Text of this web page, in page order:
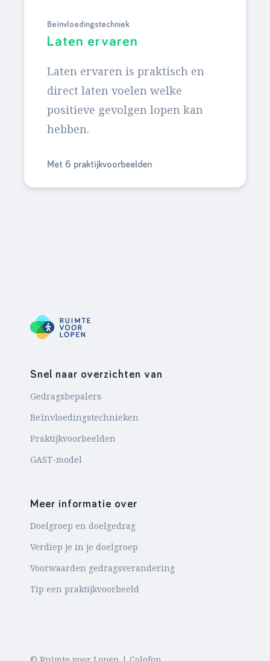
Beïnvloedingstechniek
Laten ervaren
Laten ervaren is praktisch en
direct laten voelen welke
positieve gevolgen lopen kan
hebben.
Met 6 praktijkvoorbeelden
Snel naar overzichten van
Gedragsbepalers
Beïnvloedingstechnieken
Praktijkvoorbeelden
GAST-model
Meer informatie over
Doelgroep en doelgedrag
Verdiep je in je doelgroep
Voorwaarden gedragsverandering
Tip een praktijkvoorbeeld